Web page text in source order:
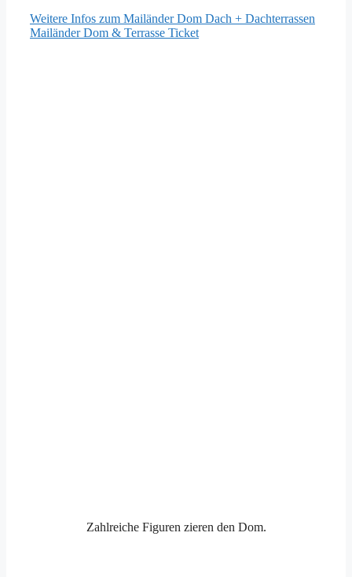
Weitere Infos zum Mailänder Dom Dach + Dachterrassen
Mailänder Dom & Terrasse Ticket
Zahlreiche Figuren zieren den Dom.